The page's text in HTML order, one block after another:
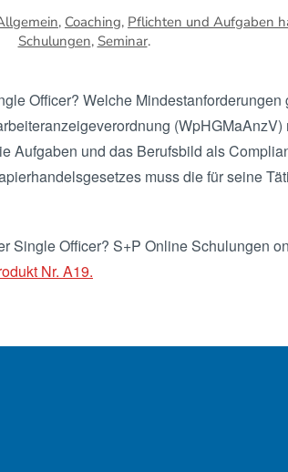
, Coaching, Pflichten und Aufgaben
Schulungen, Seminar.
Officer? Welche
Aufgaben und das Berufsbild als
muss die für seine
Single Officer? S+P Online Schulungen
Nr. A19.